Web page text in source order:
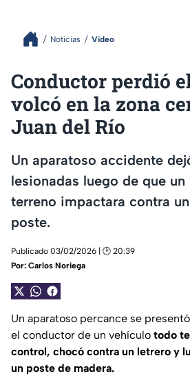
Noticias Video
Conductor perdió
volcó en la zona
Juan del Río
Un aparatoso accidente
lesionadas luego de que
terreno impactara contra
poste.
Publicado 03/02/2026 | 🕑 20:39
Por: Carlos Noriega
Un aparatoso percance se
el conductor de un vehículo todo
control, chocó contra un letrero y
un poste de madera.